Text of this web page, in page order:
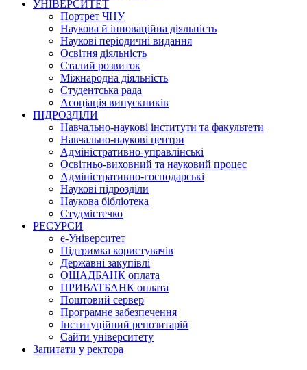
УНІВЕРСИТЕТ
Портрет ЧНУ
Наукова й інноваційна діяльність
Наукові періодичні видання
Освітня діяльність
Сталий розвиток
Міжнародна діяльність
Студентська рада
Асоціація випускників
ПІДРОЗДІЛИ
Навчально-наукові інститути та факультети
Навчально-наукові центри
Адміністративно-управлінські
Освітньо-виховний та науковий процес
Адміністративно-господарські
Наукові підрозділи
Наукова бібліотека
Студмістечко
РЕСУРСИ
е-Університет
Підтримка користувачів
Державні закупівлі
ОЩАДБАНК оплата
ПРИВАТБАНК оплата
Поштовий сервер
Програмне забезпечення
Інституційний репозитарій
Сайти університету
Запитати у ректора